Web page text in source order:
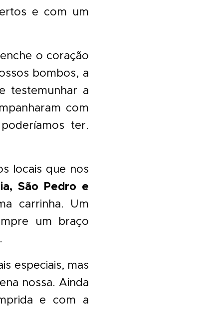
e com um
o coração
bombos, a
testemunhar a
com
ter.
locais que nos
São Pedro e
carrinha. Um
um braço
especiais, mas
nossa. Ainda
e com a